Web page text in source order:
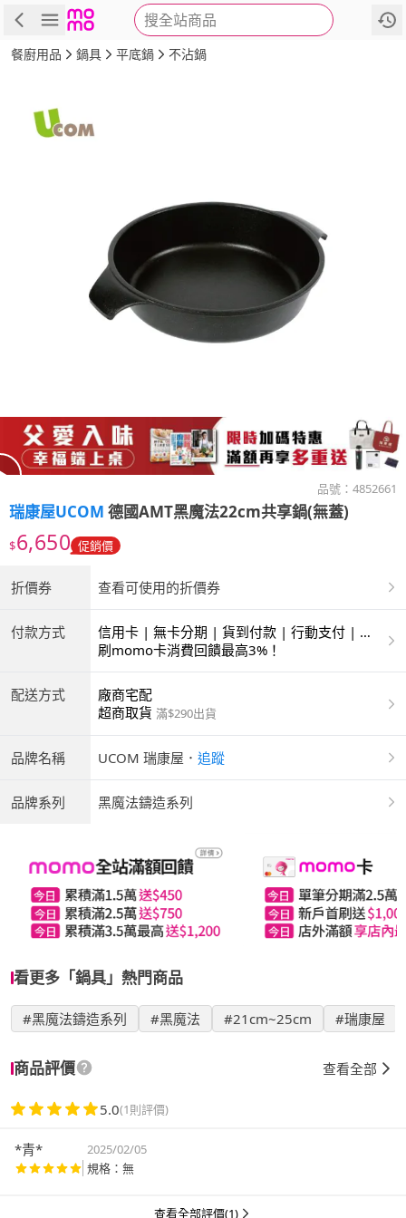
搜全站商品
商品 評價 詳情
餐廚用品 鍋具 平底鍋 不沾鍋
品號： 4852661
瑞康屋UCOM 德國AMT黑魔法22cm共享鍋(無蓋)
$6,650 促銷價
折價券 查看可使用的折價券
付款方式
信用卡 | 無卡分期 | 貨到付款 | 行動支付 | 超
商付款 | 銀聯卡
刷momo卡消費回饋最高3%！
配送方式
廠商宅配
超商取貨 滿$290出貨
品牌名稱 UCOM 瑞康屋 ． 追蹤
品牌系列 黑魔法鑄造系列
看更多「鍋具」熱門商品
#黑魔法鑄造系列 #黑魔法 #21cm~25cm #瑞康屋
商品評價 查看全部
5.0(1則評價)
*青*
2025/02/05
規格：無
查看全部評價(1)